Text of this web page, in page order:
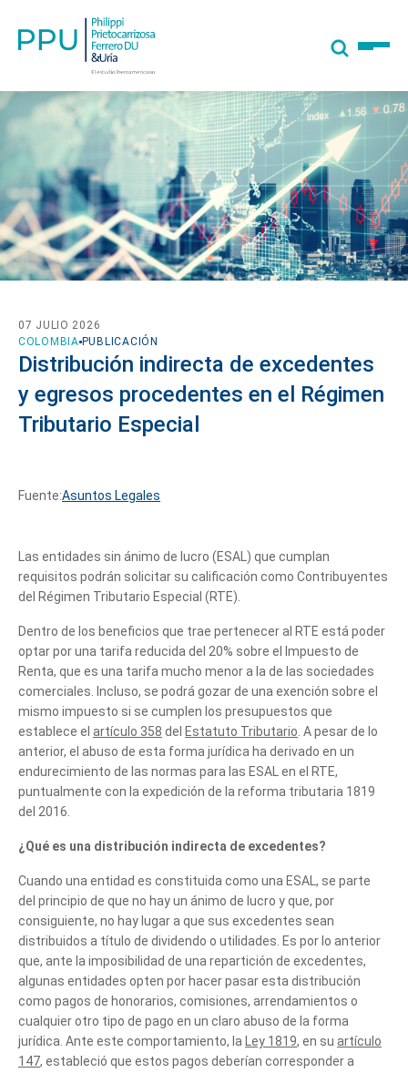
COLOMBIA PUBLICACIÓN
07 JULIO 2026
Distribución indirecta de excedentes
y egresos procedentes en el Régimen
Tributario Especial
Fuente:Asuntos Legales
Las entidades sin ánimo de lucro (ESAL) que cumplan
requisitos podrán solicitar su calificación como Contribuyentes
del Régimen Tributario Especial (RTE).
Dentro de los beneficios que trae pertenecer al RTE está poder
optar por una tarifa reducida del 20% sobre el Impuesto de
Renta, que es una tarifa mucho menor a la de las sociedades
comerciales. Incluso, se podrá gozar de una exención sobre el
mismo impuesto si se cumplen los presupuestos que
establece el artículo 358 del Estatuto Tributario. A pesar de lo
anterior, el abuso de esta forma jurídica ha derivado en un
endurecimiento de las normas para las ESAL en el RTE,
puntualmente con la expedición de la reforma tributaria 1819
del 2016.
¿Qué es una distribución indirecta de excedentes?
Cuando una entidad es constituida como una ESAL, se parte
del principio de que no hay un ánimo de lucro y que, por
consiguiente, no hay lugar a que sus excedentes sean
distribuidos a título de dividendo o utilidades. Es por lo anterior
que, ante la imposibilidad de una repartición de excedentes,
algunas entidades opten por hacer pasar esta distribución
como pagos de honorarios, comisiones, arrendamientos o
cualquier otro tipo de pago en un claro abuso de la forma
jurídica. Ante este comportamiento, la Ley 1819, en su artículo
147, estableció que estos pagos deberían corresponder a